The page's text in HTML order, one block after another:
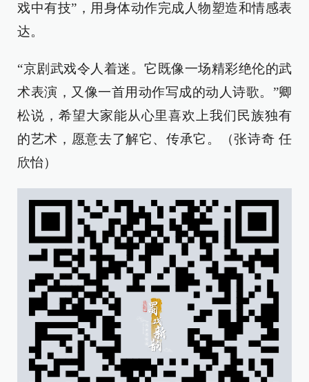
戏中有技”，用身体动作完成人物塑造和情感表
达。
“京剧武戏令人着迷。它既像一场精彩绝伦的武
术表演，又像一首用动作写成的动人诗歌。”卿
松说，希望大家能从心里喜欢上我们民族独有
的艺术，愿意去了解它、传承它。（张诗奇 任
欣怡）